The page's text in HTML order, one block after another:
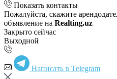
Показать контакты
Пожалуйста, скажите
объявление на Realting.uz
Закрыто сейчас
Выходной
Написать в Telegram